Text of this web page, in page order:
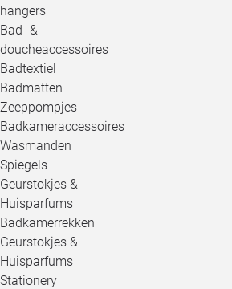
hangers
Bad- &
doucheaccessoires
Badtextiel
Badmatten
Zeeppompjes
Badkameraccessoires
Wasmanden
Spiegels
Geurstokjes &
Huisparfums
Badkamerrekken
Geurstokjes &
Huisparfums
Stationery